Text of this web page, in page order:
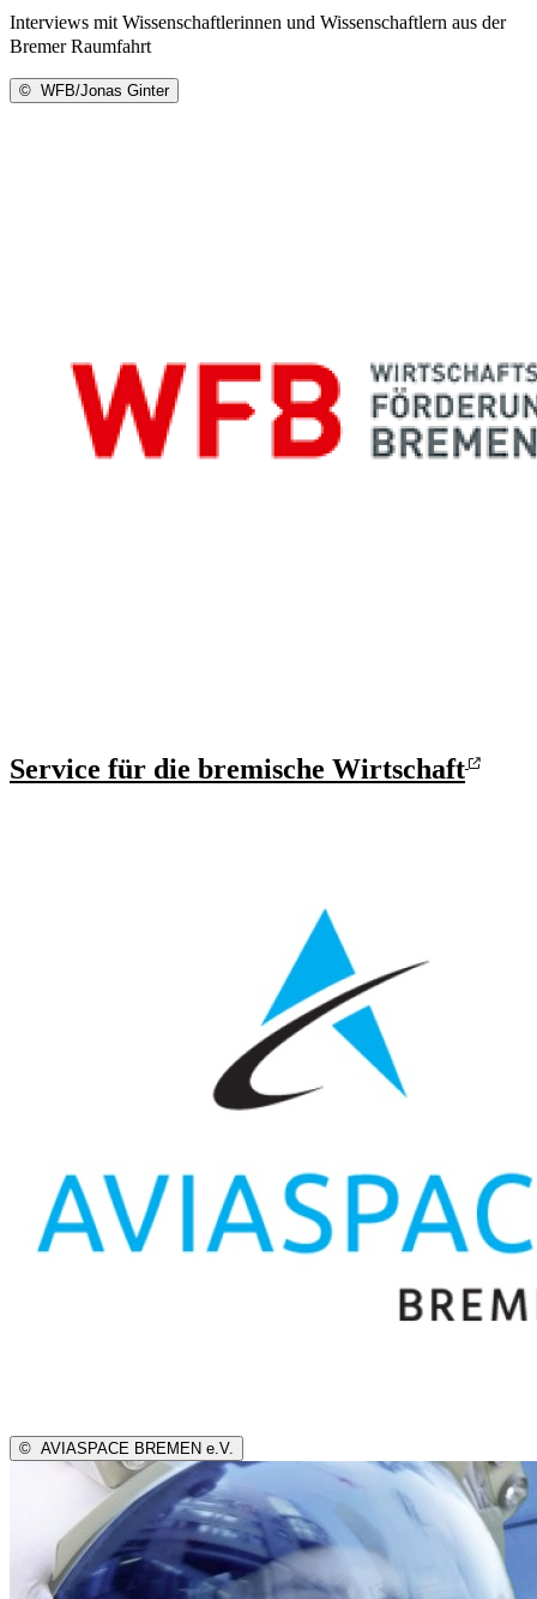
Interviews mit Wissenschaftlerinnen und Wissenschaftlern aus der
Bremer Raumfahrt
© WFB/Jonas Ginter
Service für die bremische Wirtschaft
© AVIASPACE BREMEN e.V.